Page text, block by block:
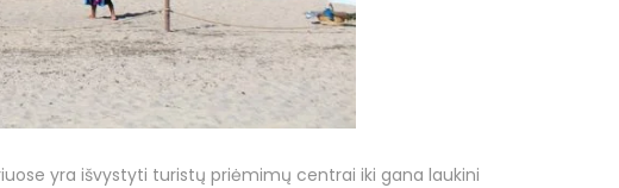
yra išvystyti turistų priėmimų centrai iki gana laukini